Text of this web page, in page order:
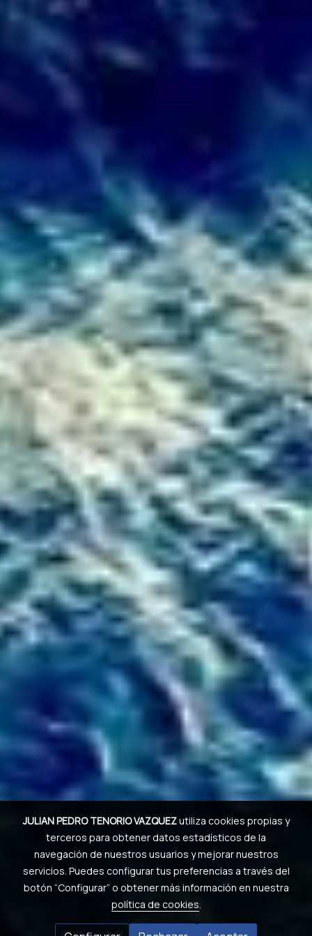
JULIAN PEDRO TENORIO VAZQUEZutiliza cookies propias y
terceros para obtener datos estadísticos de la
navegación de nuestros usuarios y mejorar nuestros
servicios. Puedes configurar tus preferencias a través del
botón “Configurar” o obtener más información en nuestra
política de cookies.